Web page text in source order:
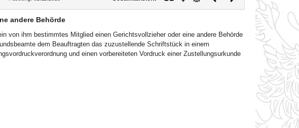
Dokument
andere Behörde
von ihm bestimmtes Mitglied einen Gerichtsvollzieher oder eine andere Behörde
dem Beauftragten das zuzustellende Schriftstück in einem
und einen vorbereiteten Vordruck einer Zustellungsurkunde